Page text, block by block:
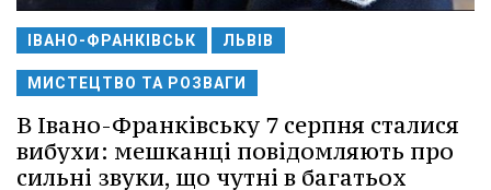
ІВАНО-ФРАНКІВСЬК ЛЬВІВ
МИСТЕЦТВО ТА РОЗВАГИ
В Івано-Франківську 7 серпня сталися
вибухи: мешканці повідомляють про
сильні звуки, що чутні в багатьох